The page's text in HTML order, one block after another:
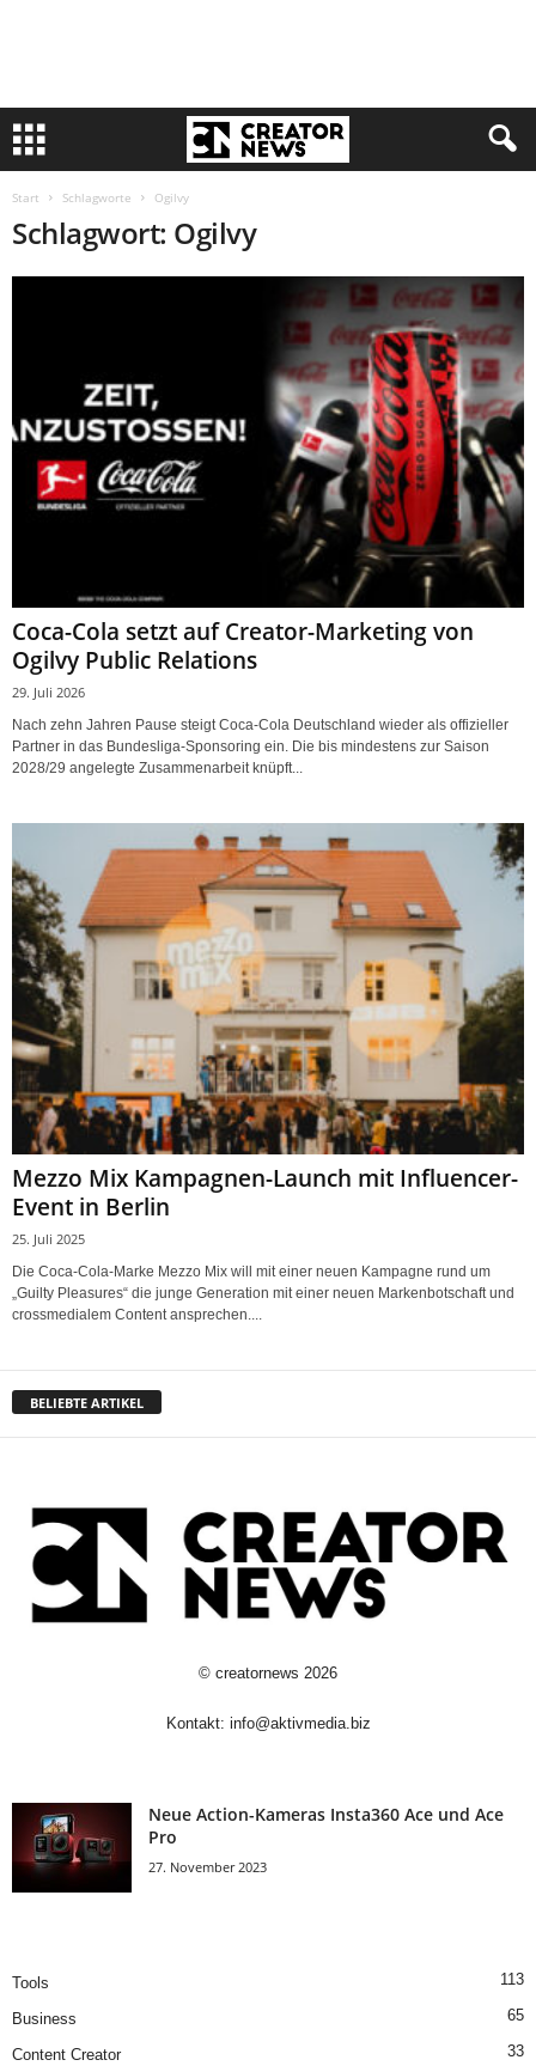
Start Schlagworte Ogilvy
Schlagwort: Ogilvy
Coca-Cola setzt auf Creator-Marketing von
Ogilvy Public Relations
29. Juli 2026
Nach zehn Jahren Pause steigt Coca-Cola Deutschland wieder als offizieller
Partner in das Bundesliga-Sponsoring ein. Die bis mindestens zur Saison
2028/29 angelegte Zusammenarbeit knüpft...
Mezzo Mix Kampagnen-Launch mit Influencer-
Event in Berlin
25. Juli 2025
Die Coca-Cola-Marke Mezzo Mix will mit einer neuen Kampagne rund um
„Guilty Pleasures“ die junge Generation mit einer neuen Markenbotschaft und
crossmedialem Content ansprechen....
BELIEBTE ARTIKEL
© creatornews 2026
Kontakt: info@aktivmedia.biz
Neue Action-Kameras Insta360 Ace und Ace
Pro
27. November 2023
Tools 113
Business 65
Content Creator 33